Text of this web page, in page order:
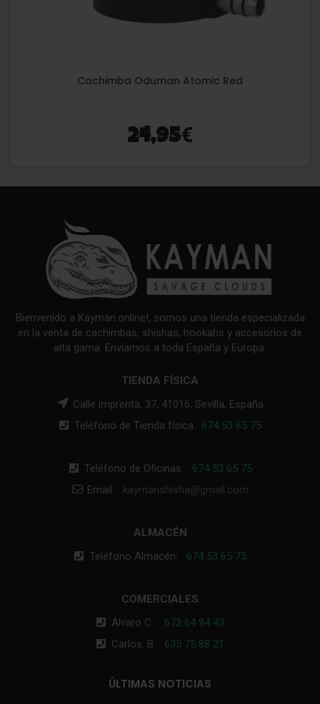
Cachimba Oduman Atomic Red
24,95€
Bienvenido a Kayman.online!, somos una tienda especializada
en la venta de cachimbas, shishas, hookahs y accesorios de
alta gama. Enviamos a toda España y Europa.
TIENDA FÍSICA
Calle imprenta, 37, 41016, Sevilla, España
Teléfono de Tienda física: 674 53 65 75
Teléfono de Oficinas: 674 53 65 75
Email:
kaymanshisha@gmail.com
ALMACÉN
Teléfono Almacén: 674 53 65 75
COMERCIALES
Álvaro C.: 672 64 94 43
Carlos. B: 635 75 88 21
ÚLTIMAS NOTICIAS